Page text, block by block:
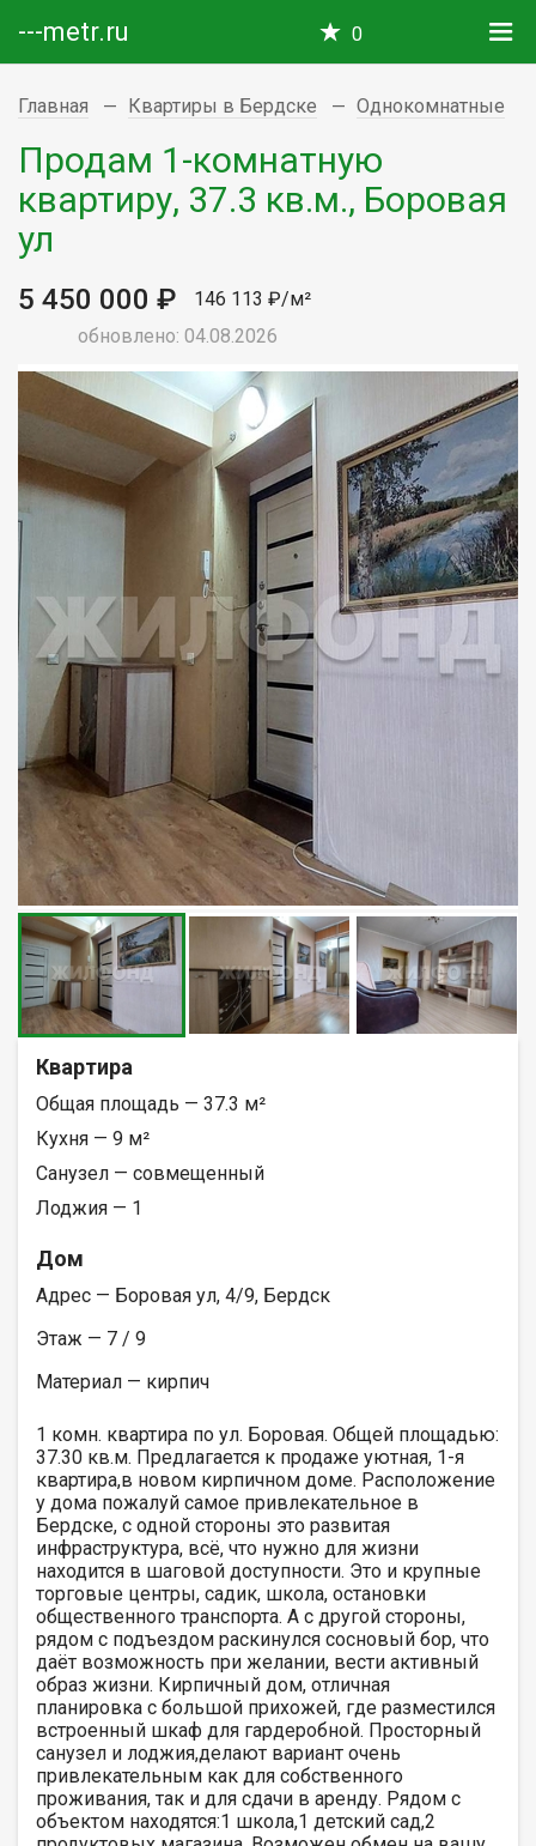
---metr.ru 0
Главная Квартиры в Бердске Однокомнатные
Продам 1-комнатную
квартиру, 37.3 кв.м., Боровая
ул
5 450 000 ₽
146 113 ₽/м²
обновлено: 04.08.2026
Квартира
Общая площадь — 37.3 м²
Кухня — 9 м²
Санузел — совмещенный
Лоджия — 1
Дом
Адрес — Боровая ул, 4/9, Бердск
Этаж — 7 / 9
Материал — кирпич
1 комн. квартира по ул. Боровая. Общей площадью:
37.30 кв.м. Предлагается к продаже уютная, 1-я
квартира,в новом кирпичном доме. Расположение
у дома пожалуй самое привлекательное в
Бердске, с одной стороны это развитая
инфраструктура, всё, что нужно для жизни
находится в шаговой доступности. Это и крупные
торговые центры, садик, школа, остановки
общественного транспорта. А с другой стороны,
рядом с подъездом раскинулся сосновый бор, что
даёт возможность при желании, вести активный
образ жизни. Кирпичный дом, отличная
планировка с большой прихожей, где разместился
встроенный шкаф для гардеробной. Просторный
санузел и лоджия,делают вариант очень
привлекательным как для собственного
проживания, так и для сдачи в аренду. Рядом с
объектом находятся:1 школа,1 детский сад,2